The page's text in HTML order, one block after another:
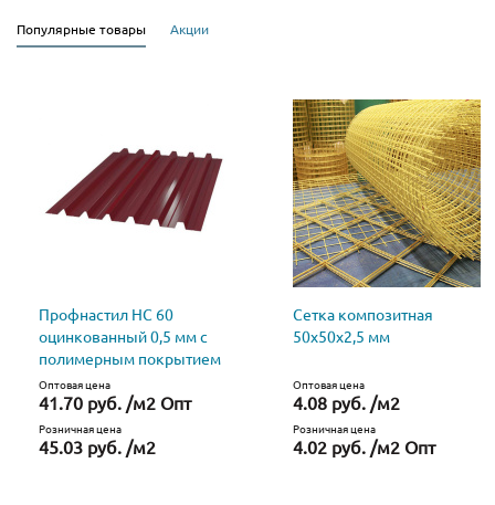
Популярные товары Акции
Профнастил НС 60
оцинкованный 0,5 мм с
полимерным покрытием
Оптовая цена
41.70 руб. /м2 Опт
Розничная цена
45.03 руб. /м2
Сетка композитная
50х50х2,5 мм
Оптовая цена
4.08 руб. /м2
Розничная цена
4.02 руб. /м2 Опт